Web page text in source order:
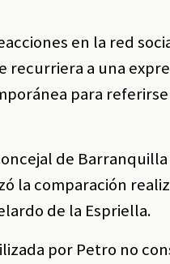
en la red
a una
para
de
la comparación
de la Espriella.
por Petro no